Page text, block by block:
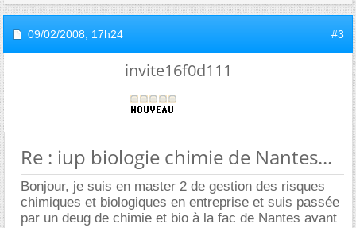
09/02/2008, 17h24 #3
invite16f0d111
Re : iup biologie chimie de Nantes...
Bonjour, je suis en master 2 de gestion des risques
chimiques et biologiques en entreprise et suis passée
par un deug de chimie et bio à la fac de Nantes avant